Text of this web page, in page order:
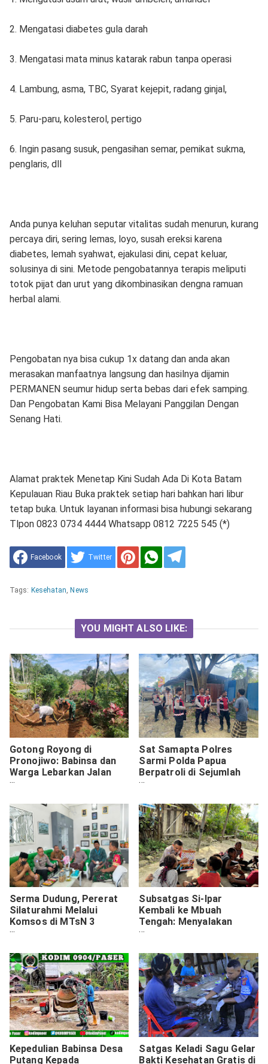
2. Mengatasi diabetes gula darah
3. Mengatasi mata minus katarak rabun tanpa operasi
4. Lambung, asma, TBC, Syarat kejepit, radang ginjal,
5. Paru-paru, kolesterol, pertigo
6. Ingin pasang susuk, pengasihan semar, pemikat sukma,
penglaris, dll
Anda punya keluhan seputar vitalitas sudah menurun, kurang
percaya diri, sering lemas, loyo, susah ereksi karena
diabetes, lemah syahwat, ejakulasi dini, cepat keluar,
solusinya di sini. Metode pengobatannya terapis meliputi
totok pijat dan urut yang dikombinasikan dengna ramuan
herbal alami.
Pengobatan nya bisa cukup 1x datang dan anda akan
merasakan manfaatnya langsung dan hasilnya dijamin
PERMANEN seumur hidup serta bebas dari efek samping.
Dan Pengobatan Kami Bisa Melayani Panggilan Dengan
Senang Hati.
Alamat praktek Menetap Kini Sudah Ada Di Kota Batam
Kepulauan Riau Buka praktek setiap hari bahkan hari libur
tetap buka. Untuk layanan informasi bisa hubungi sekarang
Tlpon 0823 0734 4444 Whatsapp 0812 7225 545 (*)
Facebook Twitter
Tags: Kesehatan ,News
YOU MIGHT ALSO LIKE:
Gotong Royong di
Pronojiwo: Babinsa dan
Warga Lebarkan Jalan
Setapak Antar Dusun
Sat Samapta Polres
Sarmi Polda Papua
Berpatroli di Sejumlah
Objek Vital di Wilayah
Serma Dudung, Pererat
Silaturahmi Melalui
Komsos di MTsN 3
Lawang
Subsatgas Si-Ipar
Kembali ke Mbuah
Tengah: Menyalakan
Harapan Anak-anak
Kepedulian Babinsa Desa
Putang Kepada
Satgas Keladi Sagu Gelar
Bakti Kesehatan Gratis di